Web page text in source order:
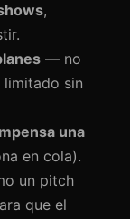
,
— no
limitado sin
una
en cola).
un pitch
que el